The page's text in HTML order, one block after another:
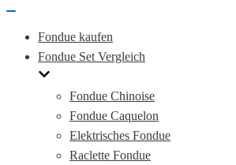
Fondue kaufen
Fondue Set Vergleich
Fondue Chinoise
Fondue Caquelon
Elektrisches Fondue
Raclette Fondue